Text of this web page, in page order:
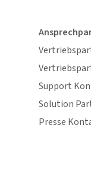
Support
Solution
Presse